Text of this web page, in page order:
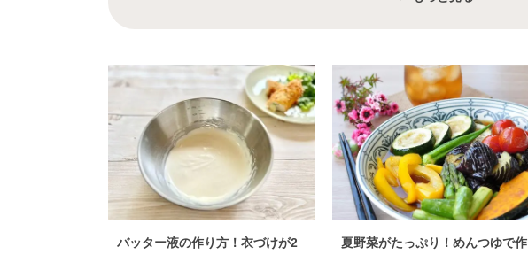
バッター液の作り方！衣づけが2
夏野菜がたっぷり！めんつゆで作